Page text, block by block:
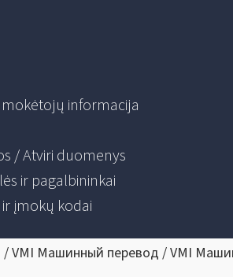
mokėtojų informacija
/ Atviri duomenys
ir pagalbininkai
įmokų kodai
/ VMI Машинный перевод / VMI